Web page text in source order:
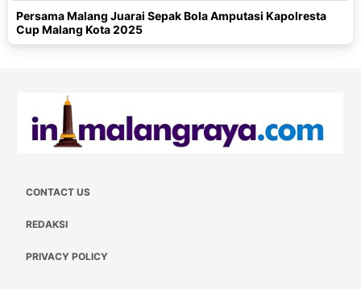
Persama Malang Juarai Sepak Bola Amputasi Kapolresta
Cup Malang Kota 2025
CONTACT US
REDAKSI
PRIVACY POLICY